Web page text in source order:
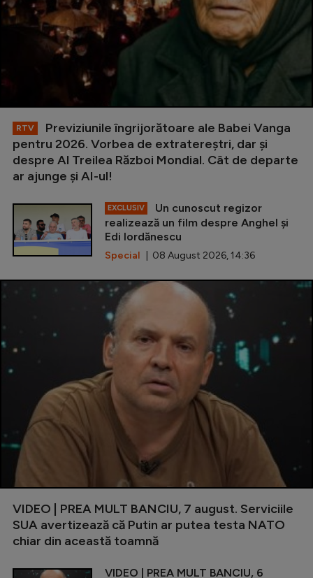
RTV
Previziunile îngrijorătoare ale Babei Vanga
pentru 2026. Vorbea de extratereștri, dar și
despre Al Treilea Război Mondial. Cât de departe
ar ajunge și AI-ul!
EXCLUSIV
Un cunoscut regizor
realizează un film despre Anghel și
Edi Iordănescu
Special | 08 August 2026, 14:36
VIDEO | PREA MULT BANCIU, 7 august. Serviciile
SUA avertizează că Putin ar putea testa NATO
chiar din această toamnă
VIDEO | PREA MULT BANCIU, 6